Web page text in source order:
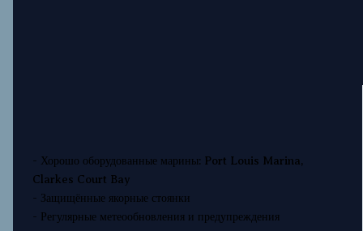
- Хорошо оборудованные марины: Port Louis Marina,
Clarkes Court Bay
- Защищённые якорные стоянки
- Регулярные метеообновления и предупреждения